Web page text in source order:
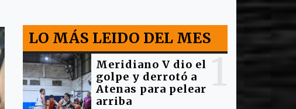
LO MÁS LEIDO DEL MES
Meridiano V dio el
golpe y derrotó a
Atenas para pelear
arriba